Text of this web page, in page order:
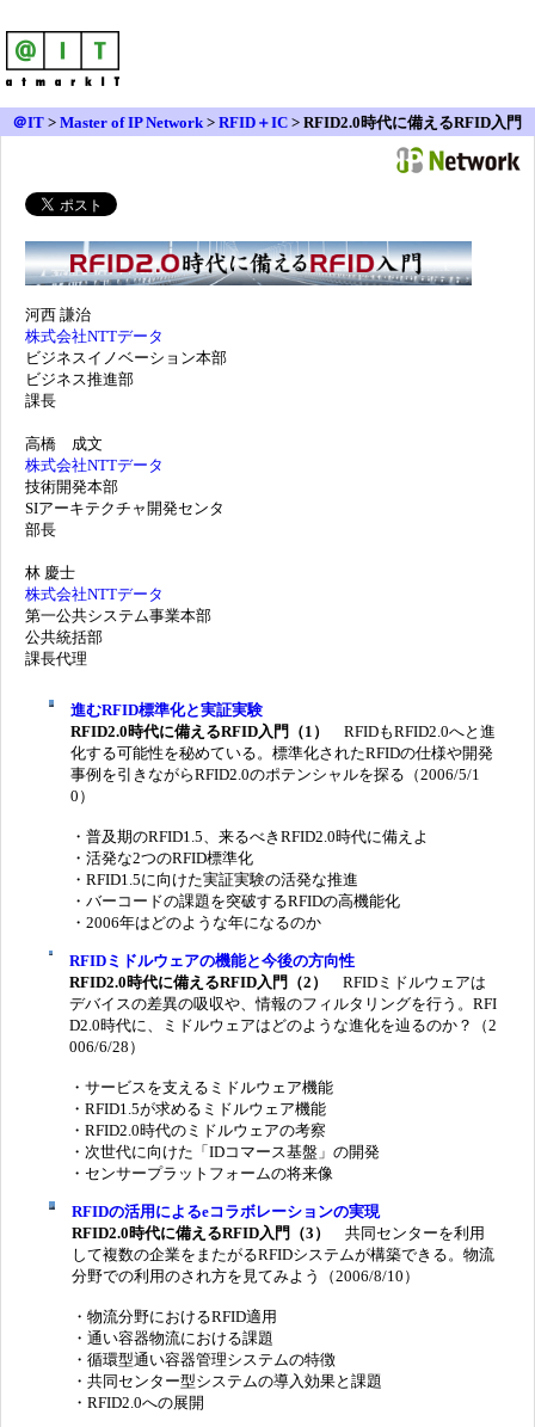
＠IT > Master of IP Network > RFID＋IC > RFID2.0時代に備えるRFID入門
河西 謙治
株式会社NTTデータ
ビジネスイノベーション本部
ビジネス推進部
課長
高橋 成文
株式会社NTTデータ
技術開発本部
SIアーキテクチャ開発センタ
部長
林 慶士
株式会社NTTデータ
第一公共システム事業本部
公共統括部
課長代理
進むRFID標準化と実証実験
RFID2.0時代に備えるRFID入門（1）
RFIDもRFID2.0へと進
化する可能性を秘めている。標準化されたRFIDの仕様や開発
事例を引きながらRFID2.0のポテンシャルを探る（2006/5/1
0）
・普及期のRFID1.5、来るべきRFID2.0時代に備えよ
・活発な2つのRFID標準化
・RFID1.5に向けた実証実験の活発な推進
・バーコードの課題を突破するRFIDの高機能化
・2006年はどのような年になるのか
RFIDミドルウェアの機能と今後の方向性
RFID2.0時代に備えるRFID入門（2）
RFIDミドルウェアは
デバイスの差異の吸収や、情報のフィルタリングを行う。RFI
D2.0時代に、ミドルウェアはどのような進化を辿るのか？（2
006/6/28）
・サービスを支えるミドルウェア機能
・RFID1.5が求めるミドルウェア機能
・RFID2.0時代のミドルウェアの考察
・次世代に向けた「IDコマース基盤」の開発
・センサープラットフォームの将来像
RFIDの活用によるeコラボレーションの実現
RFID2.0時代に備えるRFID入門（3）
共同センターを利用
して複数の企業をまたがるRFIDシステムが構築できる。物流
分野での利用のされ方を見てみよう（2006/8/10）
・物流分野におけるRFID適用
・通い容器物流における課題
・循環型通い容器管理システムの特徴
・共同センター型システムの導入効果と課題
・RFID2.0への展開